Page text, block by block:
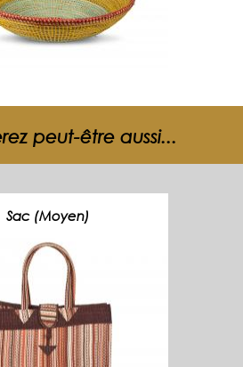
peut-être aussi...
Sac (Moyen)